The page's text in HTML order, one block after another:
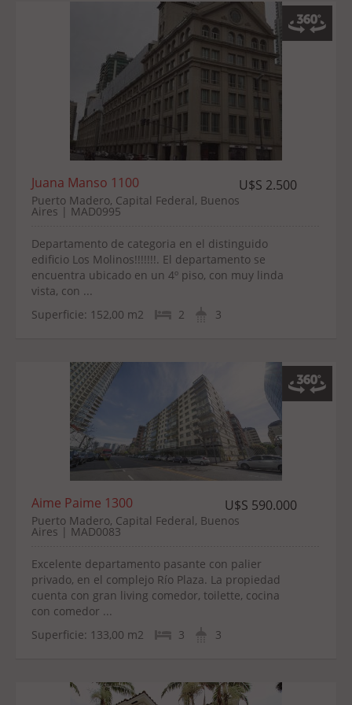
Juana Manso 1100 U$S 2.500
Puerto Madero, Capital Federal, Buenos
Aires | MAD0995
Departamento de categoria en el distinguido
edificio Los Molinos!!!!!!!. El departamento se
encuentra ubicado en un 4º piso, con muy linda
vista, con ...
Superficie: 152,00 m2 2 3
Aime Paime 1300 U$S 590.000
Puerto Madero, Capital Federal, Buenos
Aires | MAD0083
Excelente departamento pasante con palier
privado, en el complejo Río Plaza. La propiedad
cuenta con gran living comedor, toilette, cocina
con comedor ...
Superficie: 133,00 m2 3 3